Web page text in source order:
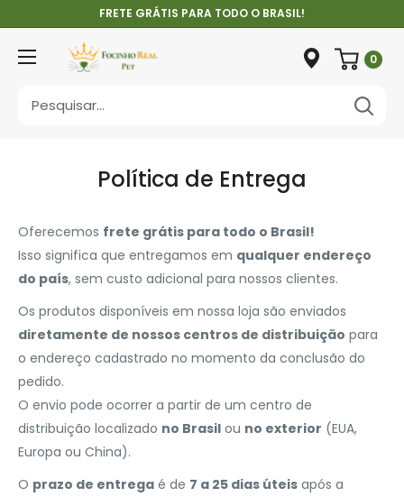
FRETE GRÁTIS PARA TODO O BRASIL!
0
Política de Entrega
Oferecemos frete grátis para todo o Brasil!
Isso significa que entregamos em qualquer endereço
do país, sem custo adicional para nossos clientes.
Os produtos disponíveis em nossa loja são enviados
diretamente de nossos centros de distribuição para
o endereço cadastrado no momento da conclusão do
pedido.
O envio pode ocorrer a partir de um centro de
distribuição localizado no Brasil ou no exterior (EUA,
Europa ou China).
O prazo de entrega é de 7 a 25 dias úteis após a